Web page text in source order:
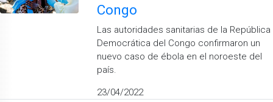
Congo
Las autoridades sanitarias de la República
Democrática del Congo confirmaron un
nuevo caso de ébola en el noroeste del
país.
23/04/2022